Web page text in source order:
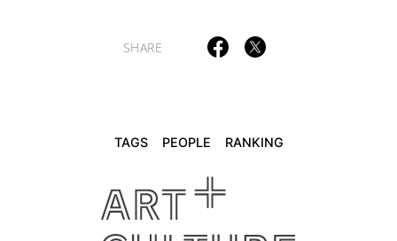
POLITICS REVIEWS ARTICLES
SHARE
TAGS PEOPLE RANKING